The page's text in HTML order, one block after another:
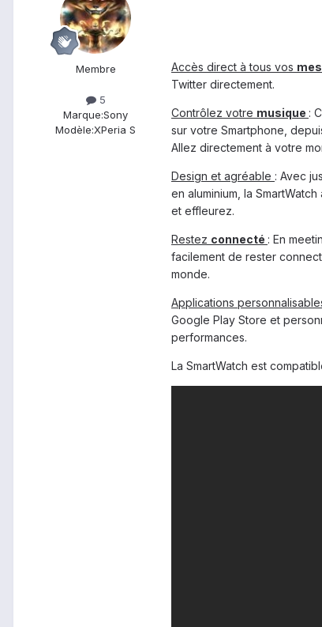
Membre
5
Marque:Sony
Modèle:XPeria S
Accès direct à tous vos
Twitter directement.
Contrôlez votre musique :
sur votre Smartphone,
Allez directement à votre
Design et agréable : Avec
en aluminium, la
et effleurez.
Restez connecté : En
facilement de rester
monde.
Applications
Google Play Store et
performances.
La SmartWatch est